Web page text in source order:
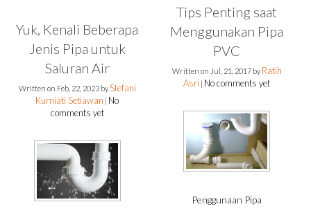
Yuk, Kenali Beberapa
Jenis Pipa untuk
Saluran Air
Written on Feb, 22, 2023 byStefani
Kurniati Setiawan | No
comments yet
Tips Penting saat
Menggunakan Pipa
PVC
Written on Jul, 21, 2017 by Ratih
Asri | No comments yet
Penggunaan Pipa